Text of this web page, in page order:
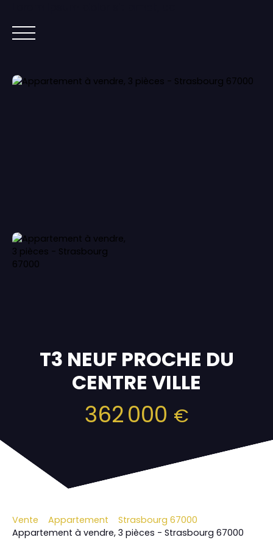
ACCUEIL ACHETER IMMOBILIER NEUF
T3 NEUF PROCHE DU
CENTRE VILLE
362 000 €
Vente Appartement
Strasbourg 67000
Appartement à vendre, 3 pièces - Strasbourg 67000